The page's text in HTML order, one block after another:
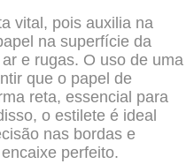
vital, pois auxilia na
na superfície da
e rugas. O uso de uma
que o papel de
reta, essencial para
o estilete é ideal
nas bordas e
perfeito.